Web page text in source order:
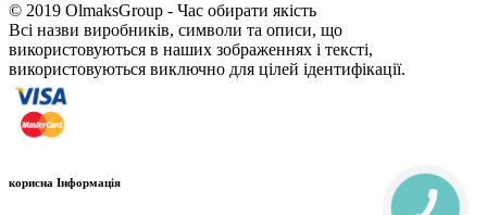
© 2019 OlmaksGroup - Час обирати якість
Всі назви виробників, символи та описи, що
використовуються в наших зображеннях і тексті,
використовуються виключно для цілей ідентифікації.
корисна Інформація